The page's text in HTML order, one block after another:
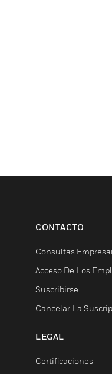
CONTACTO
Consultas
Acceso De Los
Suscribirse
Cancelar La
LEGAL
Certificaciones